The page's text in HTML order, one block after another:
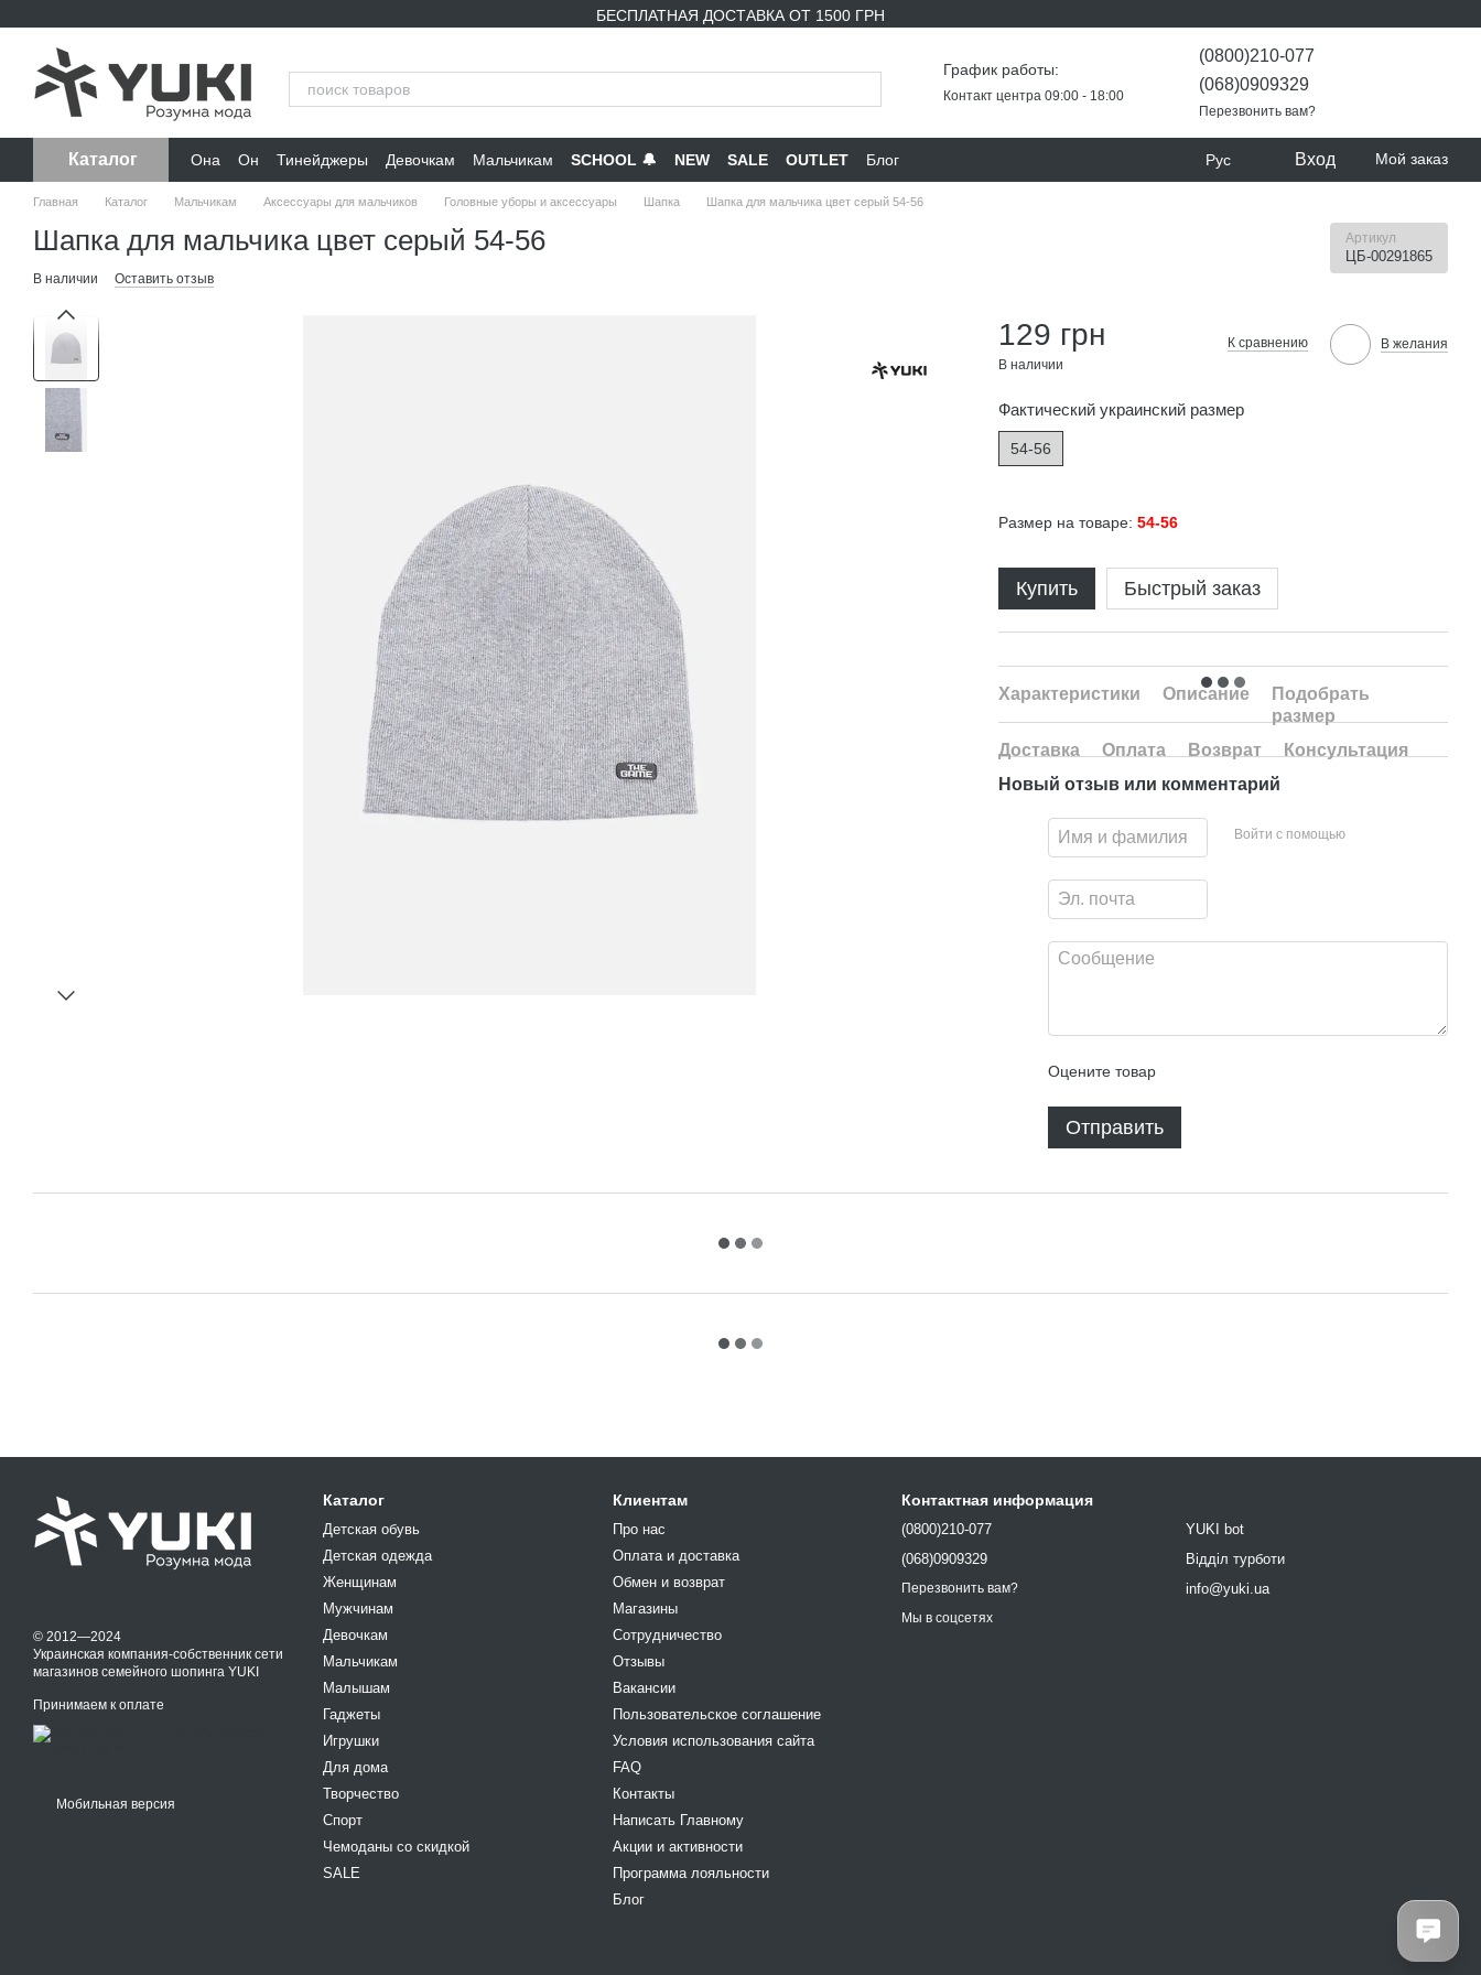
БЕСПЛАТНАЯ ДОСТАВКА ОТ 1500 ГРН
График работы:
Контакт центра 09:00 - 18:00
(0800)210-077
(068)0909329
Перезвонить вам?
Каталог Она Он Тинейджеры Девочкам Мальчикам SCHOOL 🔔 NEW SALE OUTLET Блог Рус Вход Мой заказ
Главная Каталог Мальчикам Аксессуары для мальчиков Головные уборы и аксессуары Шапка Шапка для мальчика цвет серый 54-56
Шапка для мальчика цвет серый 54-56 Артикул
ЦБ-00291865
В наличии Оставить отзыв
129 грн
В наличии
К сравнению В желания
Фактический украинский размер
54-56
Размер на товаре: 54-56
Купить Быстрый заказ
Характеристики Описание
Подобрать
размер
Доставка
Оплата Возврат
Консультация
Новый отзыв или комментарий
Войти с помощью
Оцените товар
Отправить
© 2012—2024
Украинская компания-собственник сети
магазинов семейного шопинга YUKI
Принимаем к оплате
Мобильная версия
Каталог
Детская обувь
Детская одежда
Женщинам
Мужчинам
Девочкам
Мальчикам
Малышам
Гаджеты
Игрушки
Для дома
Творчество
Спорт
Чемоданы со скидкой
SALE
Клиентам
Про нас
Оплата и доставка
Обмен и возврат
Магазины
Сотрудничество
Отзывы
Вакансии
Пользовательское соглашение
Условия использования сайта
FAQ
Контакты
Написать Главному
Акции и активности
Программа лояльности
Блог
Контактная информация
(0800)210-077
(068)0909329
Перезвонить вам?
YUKI bot
Відділ турботи
info@yuki.ua
Мы в соцсетях